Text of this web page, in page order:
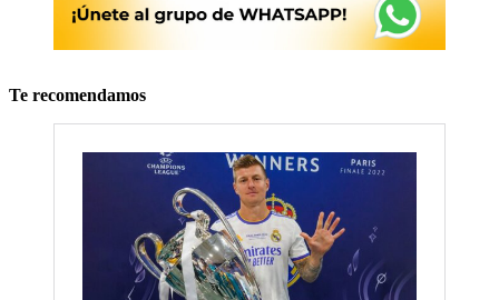
Te recomendamos